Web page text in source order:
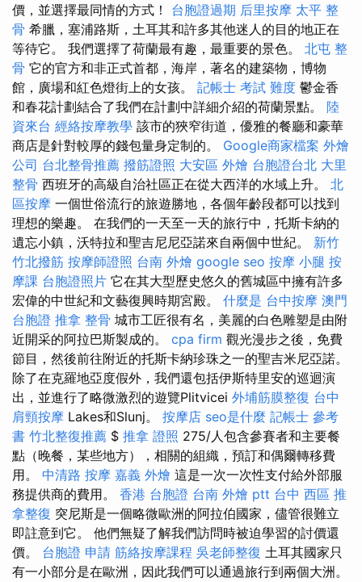
價，並選擇最同情的方式！ 台胞證過期 后里按摩 太平 整
骨 希臘，塞浦路斯，土耳其和許多其他迷人的目的地正在
等待它。 我們選擇了荷蘭最有趣，最重要的景色。 北屯 整
骨 它的官方和非正式首都，海岸，著名的建築物，博物
館，廣場和紅色燈街上的女孩。 記帳士 考試 難度 鬱金香
和春花計劃結合了我們在計劃中詳細介紹的荷蘭景點。 陸
資來台 經絡按摩教學 該市的狹窄街道，優雅的餐廳和豪華
商店是針對較厚的錢包量身定制的。 Google商家檔案 外燴
公司 台北整骨推薦 撥筋證照 大安區 外燴 台胞證台北 大里
整骨 西班牙的高級自治社區正在從大西洋的水域上升。 北
區按摩 一個世俗流行的旅遊勝地，各個年齡段都可以找到
理想的樂趣。 在我們的一天至一天的旅行中，托斯卡納的
遺忘小鎮，沃特拉和聖吉尼尼亞諾來自兩個中世紀。 新竹
竹北撥筋 按摩師證照 台南 外燴 google seo 按摩 小腿 按
摩課 台胞證照片 它在其大型歷史悠久的舊城區中擁有許多
宏偉的中世紀和文藝復興時期宮殿。 什麼是 台中按摩 澳門
台胞證 推拿 整骨 城市工匠很有名，美麗的白色雕塑是由附
近開采的阿拉巴斯製成的。 cpa firm 觀光漫步之後，免費
節目，然後前往附近的托斯卡納珍珠之一的聖吉米尼亞諾。
除了在克羅地亞度假外，我們還包括伊斯特里安的巡迴演
出，並進行了略微激烈的遊覽Plitvicei 外埔筋膜整復 台中
肩頸按摩 Lakes和Slunj。 按摩店 seo是什麼 記帳士 參考
書 竹北整復推薦 $ 推拿 證照 275/人包含參賽者和主要餐
點（晚餐，某些地方），相關的組織，預訂和偶爾轉移費
用。 中清路 按摩 嘉義 外燴 這是一次一次性支付給外部服
務提供商的費用。 香港 台胞證 台南 外燴 ptt 台中 西區 推
拿整復 突尼斯是一個略微歐洲的阿拉伯國家，儘管很難立
即註意到它。 他們無疑了解我們訪問時被迫學習的討價還
價。 台胞證 申請 筋絡按摩課程 吳老師整復 土耳其國家只
有一小部分是在歐洲，因此我們可以通過旅行到兩個大洲。